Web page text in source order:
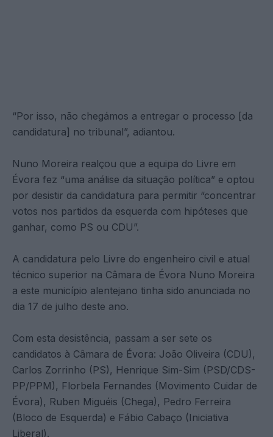
“Por isso, não chegámos a entregar o processo [da
candidatura] no tribunal”, adiantou.
Nuno Moreira realçou que a equipa do Livre em
Évora fez “uma análise da situação política” e optou
por desistir da candidatura para permitir “concentrar
votos nos partidos da esquerda com hipóteses que
ganhar, como PS ou CDU”.
A candidatura pelo Livre do engenheiro civil e atual
técnico superior na Câmara de Évora Nuno Moreira
a este município alentejano tinha sido anunciada no
dia 17 de julho deste ano.
Com esta desistência, passam a ser sete os
candidatos à Câmara de Évora: João Oliveira (CDU),
Carlos Zorrinho (PS), Henrique Sim-Sim (PSD/CDS-
PP/PPM), Florbela Fernandes (Movimento Cuidar de
Évora), Ruben Miguéis (Chega), Pedro Ferreira
(Bloco de Esquerda) e Fábio Cabaço (Iniciativa
Liberal).